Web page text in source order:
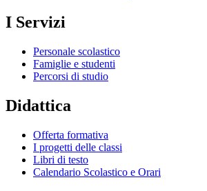
I Servizi
Personale scolastico
Famiglie e studenti
Percorsi di studio
Didattica
Offerta formativa
I progetti delle classi
Libri di testo
Calendario Scolastico e Orari